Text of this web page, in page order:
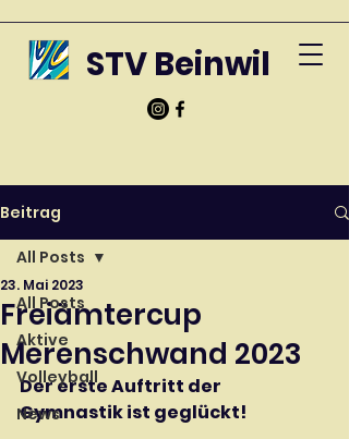
STV Beinwil
Beitrag
All Posts
Aktive
Volleyball
News
All Posts
Freiämtercup
Merenschwand 2023
23. Mai 2023
Der erste Auftritt der
Gymnastik ist geglückt!